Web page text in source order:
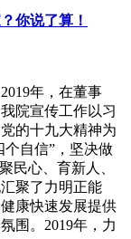
你说了算！
年，在董事
院宣传工作以习
的十九大精神为
个自信”，坚决做
民心、育新人、
聚了力明正能
康快速发展提供
围。2019年，力